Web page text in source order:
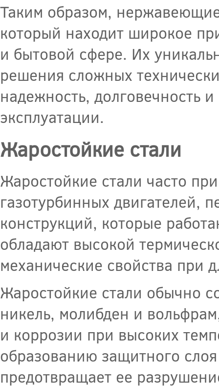
Таким образом,
который находит широкое
и бытовой сфере. Их
решения сложных
надежность, долговечность
эксплуатации.
Жаростойкие стали
Жаростойкие стали часто
газотурбинных двигателей,
конструкций, которые
обладают высокой
механические свойства при
Жаростойкие стали обычно
никель, молибден и
и коррозии при высоких
образованию защитного
предотвращает ее